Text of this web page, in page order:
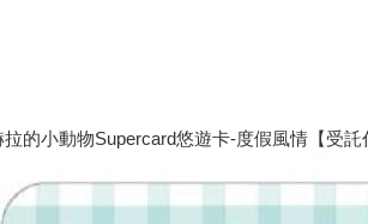
拉的小動物Supercard悠遊卡-度假風情【受